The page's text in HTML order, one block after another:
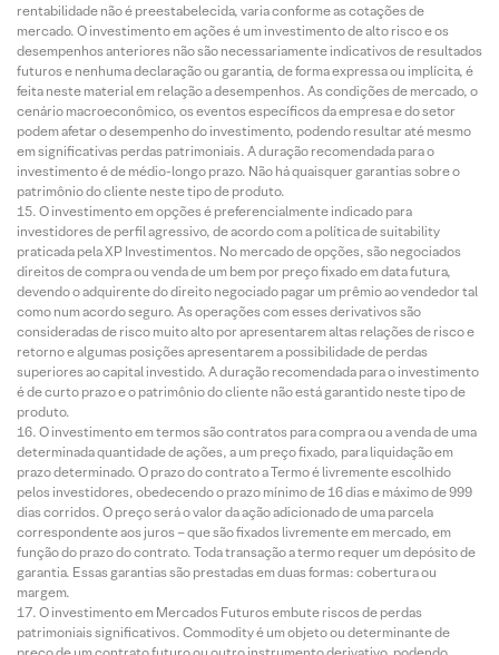
rentabilidade não é preestabelecida, varia conforme as cotações de
mercado. O investimento em ações é um investimento de alto risco e os
desempenhos anteriores não são necessariamente indicativos de resultados
futuros e nenhuma declaração ou garantia, de forma expressa ou implícita, é
feita neste material em relação a desempenhos. As condições de mercado, o
cenário macroeconômico, os eventos específicos da empresa e do setor
podem afetar o desempenho do investimento, podendo resultar até mesmo
em significativas perdas patrimoniais. A duração recomendada para o
investimento é de médio-longo prazo. Não há quaisquer garantias sobre o
patrimônio do cliente neste tipo de produto.
O investimento em opções é preferencialmente indicado para
investidores de perfil agressivo, de acordo com a política de suitability
praticada pela XP Investimentos. No mercado de opções, são negociados
direitos de compra ou venda de um bem por preço fixado em data futura,
devendo o adquirente do direito negociado pagar um prêmio ao vendedor tal
como num acordo seguro. As operações com esses derivativos são
consideradas de risco muito alto por apresentarem altas relações de risco e
retorno e algumas posições apresentarem a possibilidade de perdas
superiores ao capital investido. A duração recomendada para o investimento
é de curto prazo e o patrimônio do cliente não está garantido neste tipo de
produto.
O investimento em termos são contratos para compra ou a venda de uma
determinada quantidade de ações, a um preço fixado, para liquidação em
prazo determinado. O prazo do contrato a Termo é livremente escolhido
pelos investidores, obedecendo o prazo mínimo de 16 dias e máximo de 999
dias corridos. O preço será o valor da ação adicionado de uma parcela
correspondente aos juros – que são fixados livremente em mercado, em
função do prazo do contrato. Toda transação a termo requer um depósito de
garantia. Essas garantias são prestadas em duas formas: cobertura ou
margem.
O investimento em Mercados Futuros embute riscos de perdas
patrimoniais significativos. Commodity é um objeto ou determinante de